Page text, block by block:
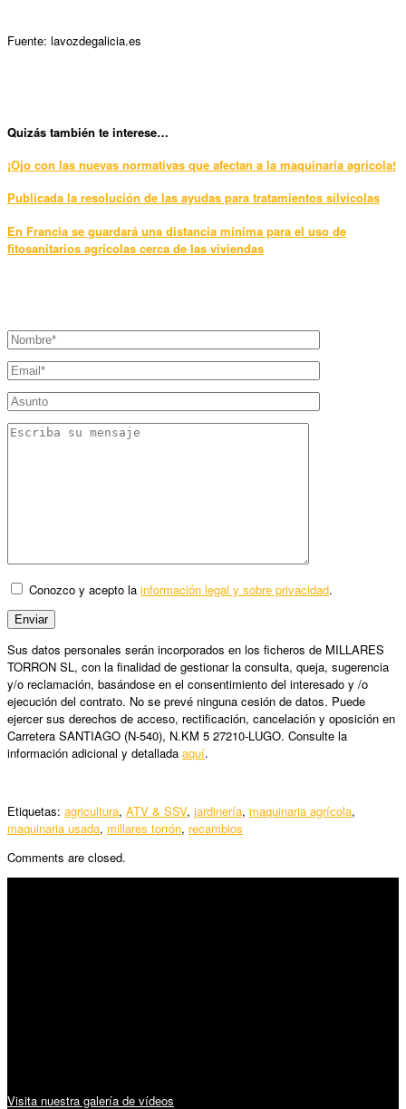
Fuente: lavozdegalicia.es
Quizás también te interese…
¡Ojo con las nuevas normativas que afectan a la maquinaria agrícola!
Publicada la resolución de las ayudas para tratamientos silvícolas
En Francia se guardará una distancia mínima para el uso de
fitosanitarios agrícolas cerca de las viviendas
Conozco y acepto la información legal y sobre privacidad.
Sus datos personales serán incorporados en los ficheros de MILLARES
TORRON SL, con la finalidad de gestionar la consulta, queja, sugerencia
y/o reclamación, basándose en el consentimiento del interesado y /o
ejecución del contrato. No se prevé ninguna cesión de datos. Puede
ejercer sus derechos de acceso, rectificación, cancelación y oposición en
Carretera SANTIAGO (N-540), N.KM 5 27210-LUGO. Consulte la
información adicional y detallada aquí.
Etiquetas: agricultura, ATV & SSV, jardinería, maquinaria agrícola,
maquinaria usada, millares torrón, recambios
Comments are closed.
Visita nuestra galería de vídeos